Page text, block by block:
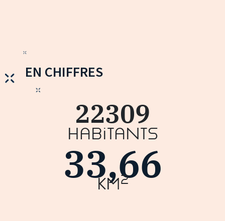
EN CHIFFRES
22309
Habitants
33,66
km2